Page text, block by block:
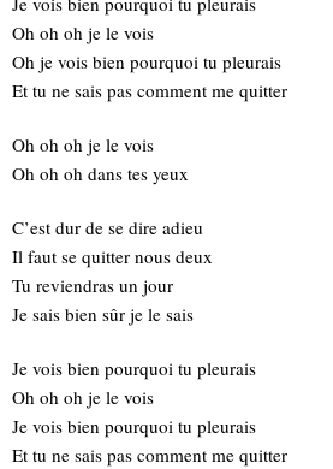
Oh oh oh je le vois
Oh je vois bien pourquoi tu pleurais
Et tu ne sais pas comment me quitter
Oh oh oh je le vois
Oh oh oh dans tes yeux
C’est dur de se dire adieu
Il faut se quitter nous deux
Tu reviendras un jour
Je sais bien sûr je le sais
Je vois bien pourquoi tu pleurais
Oh oh oh je le vois
Je vois bien pourquoi tu pleurais
Et tu ne sais pas comment me quitter